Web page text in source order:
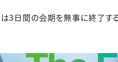
日間の会期を無事に終了する